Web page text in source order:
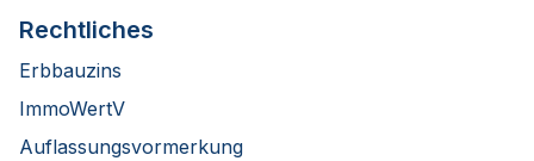
Rechtliches
Erbbauzins
ImmoWertV
Auflassungsvormerkung